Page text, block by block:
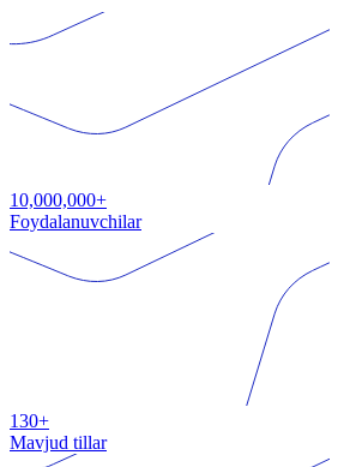
10,000,000+
Foydalanuvchilar
130+
Mavjud tillar